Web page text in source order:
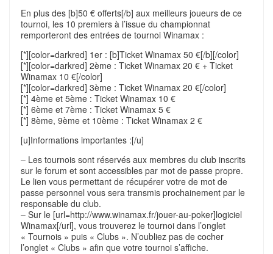
En plus des [b]50 € offerts[/b] aux meilleurs joueurs de ce
tournoi, les 10 premiers à l’issue du championnat
remporteront des entrées de tournoi Winamax :
[*][color=darkred] 1er : [b]Ticket Winamax 50 €[/b][/color]
[*][color=darkred] 2ème : Ticket Winamax 20 € + Ticket
Winamax 10 €[/color]
[*][color=darkred] 3ème : Ticket Winamax 20 €[/color]
[*] 4ème et 5ème : Ticket Winamax 10 €
[*] 6ème et 7ème : Ticket Winamax 5 €
[*] 8ème, 9ème et 10ème : Ticket Winamax 2 €
[u]Informations importantes :[/u]
– Les tournois sont réservés aux membres du club inscrits
sur le forum et sont accessibles par mot de passe propre.
Le lien vous permettant de récupérer votre de mot de
passe personnel vous sera transmis prochainement par le
responsable du club.
– Sur le [url=http://www.winamax.fr/jouer-au-poker]logiciel
Winamax[/url], vous trouverez le tournoi dans l’onglet
« Tournois » puis « Clubs ». N’oubliez pas de cocher
l’onglet « Clubs » afin que votre tournoi s’affiche.